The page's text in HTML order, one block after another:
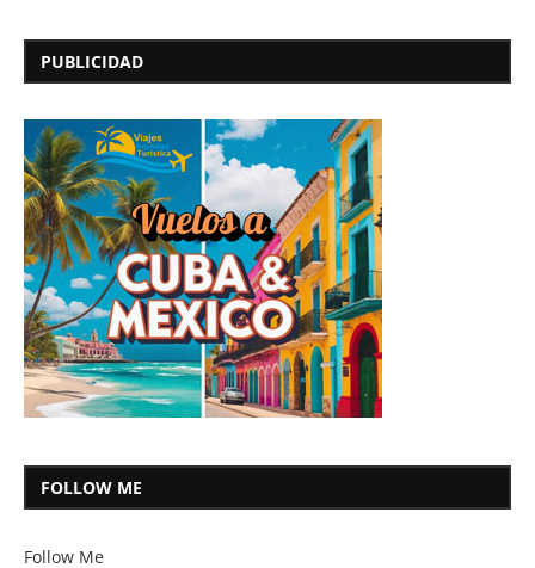
PUBLICIDAD
FOLLOW ME
Follow Me